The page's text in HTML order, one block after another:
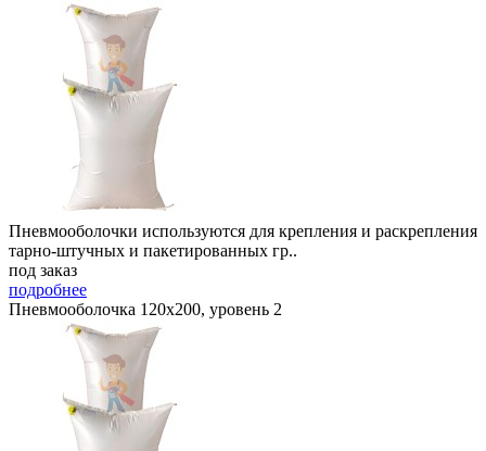
Пневмооболочки используются для крепления и раскрепления
тарно-штучных и пакетированных гр..
под заказ
подробнее
Пневмооболочка 120х200, уровень 2